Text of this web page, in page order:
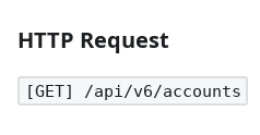
HTTP Request
[GET] /api/v6/accounts